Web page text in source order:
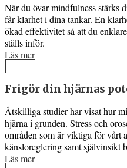
När du övar mindfulness stärks
får klarhet i dina tankar. En
ökad effektivitet så att du
ställs inför.
Läs mer
Frigör din hjärnas
Åtskilliga studier har visat hur
hjärna i grunden. Stress och
områden som är viktiga för vårt
känsloreglering samt självinsikt
Läs mer